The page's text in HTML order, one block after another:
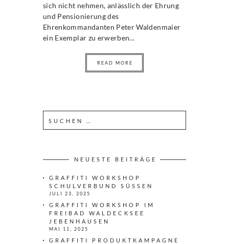
sich nicht nehmen, anlässlich der Ehrung
und Pensionierung des
Ehrenkommandanten Peter Waldenmaier
ein Exemplar zu erwerben…
READ MORE
e
n
NEUESTE BEITRÄGE
GRAFFITI WORKSHOP
SCHULVERBUND SÜSSEN
JULI 23, 2025
GRAFFITI WORKSHOP IM
FREIBAD WALDECKSEE
JEBENHAUSEN
MAI 11, 2025
GRAFFITI PRODUKTKAMPAGNE